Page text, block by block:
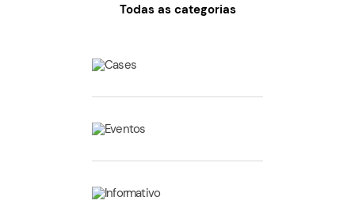
Todas as categorias
Cases
Eventos
Informativo